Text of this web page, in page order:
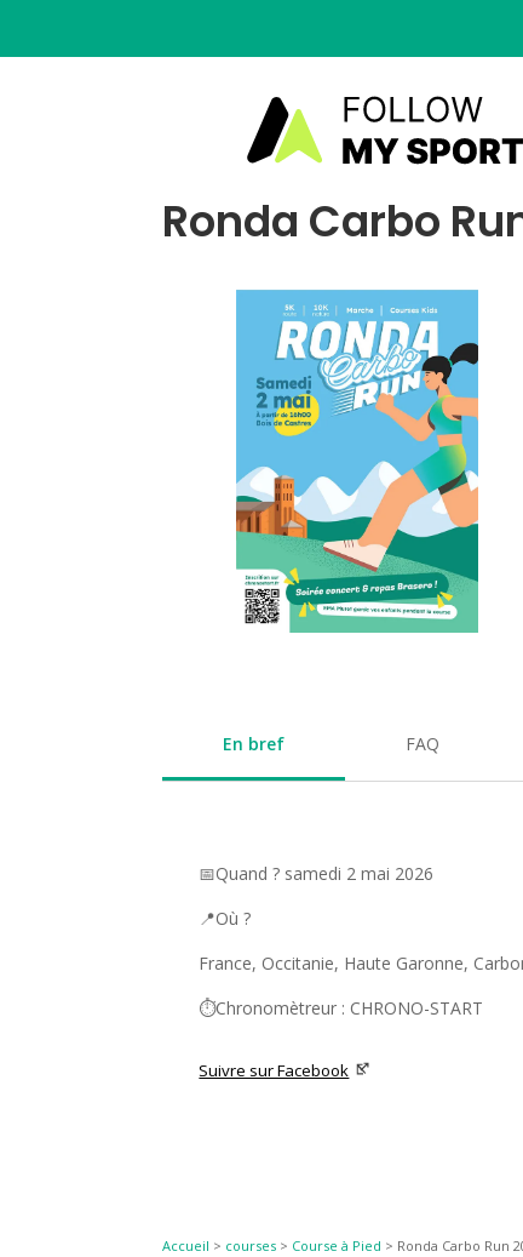
Ronda Carbo
En bref FAQ
📅Quand ? samedi 2 mai 2026
📍Où ?
France, Occitanie, Haute Garonne,
⏱️Chronomètreur : CHRONO-START
Suivre sur Facebook
Accueil > courses > Course à Pied > Ronda Carbo Run